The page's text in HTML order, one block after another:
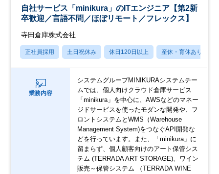
自社サービス「minikura」のITエンジニア【第2新
卒歓迎／言語不問／ほぼリモート／フレックス】
寺田倉庫株式会社
正社員採用 土日祝休み 休日120日以上 産休・育休あり
業務内容
システムグループMINIKURAシステムチー
ムでは、個人向けクラウド倉庫サービス
「minikura」を中心に、AWSなどのマネー
ジドサービスを使ったモダンな開発や、フ
ロントシステムとWMS（Warehouse
Management System)をつなぐAPI開発な
どを行っています。また、「minikura」に
留まらず、個人顧客向けのアート保管シス
テム (TERRADA ART STORAGE)、ワイン
販売～保管システム （TERRADA WINE